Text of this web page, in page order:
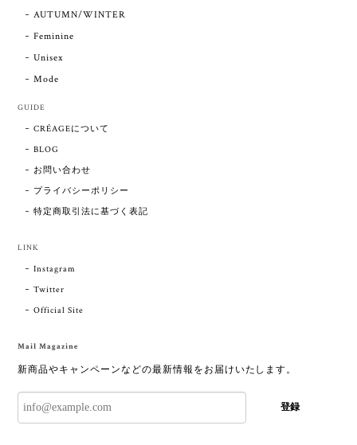
AUTUMN/WINTER
Feminine
Unisex
Mode
GUIDE
CRÉAGEについて
BLOG
お問い合わせ
プライバシーポリシー
特定商取引法に基づく表記
LINK
Instagram
Twitter
Official Site
Mail Magazine
新商品やキャンペーンなどの最新情報をお届けいたします。
登録